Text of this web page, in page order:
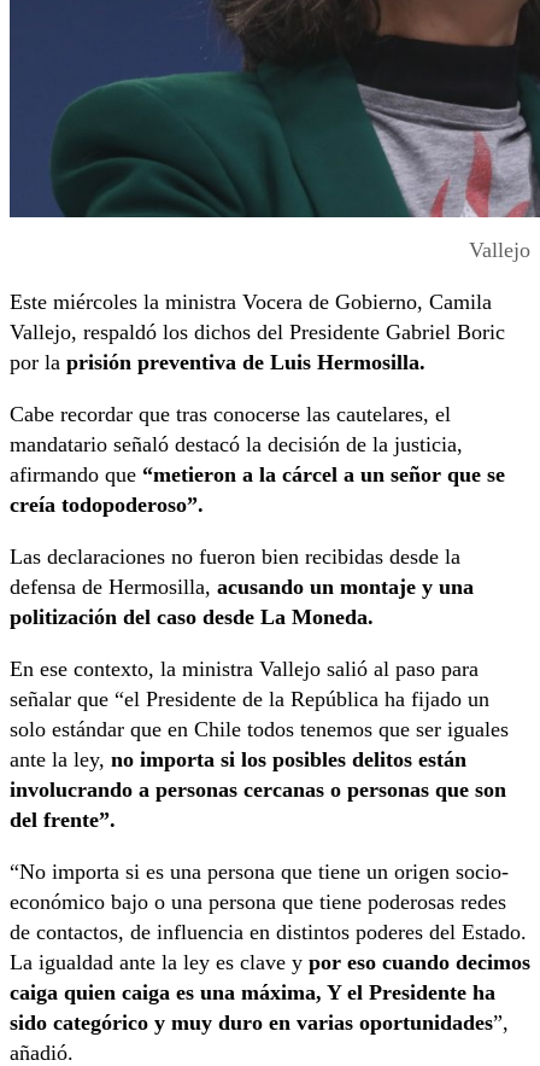
Vallejo
Este miércoles la ministra Vocera de Gobierno, Camila
Vallejo, respaldó los dichos del Presidente Gabriel Boric
por la prisión preventiva de Luis Hermosilla.
Cabe recordar que tras conocerse las cautelares, el
mandatario señaló destacó la decisión de la justicia,
afirmando que “metieron a la cárcel a un señor que se
creía todopoderoso”.
Las declaraciones no fueron bien recibidas desde la
defensa de Hermosilla, acusando un montaje y una
politización del caso desde La Moneda.
En ese contexto, la ministra Vallejo salió al paso para
señalar que “el Presidente de la República ha fijado un
solo estándar que en Chile todos tenemos que ser iguales
ante la ley, no importa si los posibles delitos están
involucrando a personas cercanas o personas que son
del frente”.
“No importa si es una persona que tiene un origen socio-
económico bajo o una persona que tiene poderosas redes
de contactos, de influencia en distintos poderes del Estado.
La igualdad ante la ley es clave y por eso cuando decimos
caiga quien caiga es una máxima, Y el Presidente ha
sido categórico y muy duro en varias oportunidades”,
añadió.